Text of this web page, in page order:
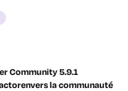
Community 5.9.1
la communauté